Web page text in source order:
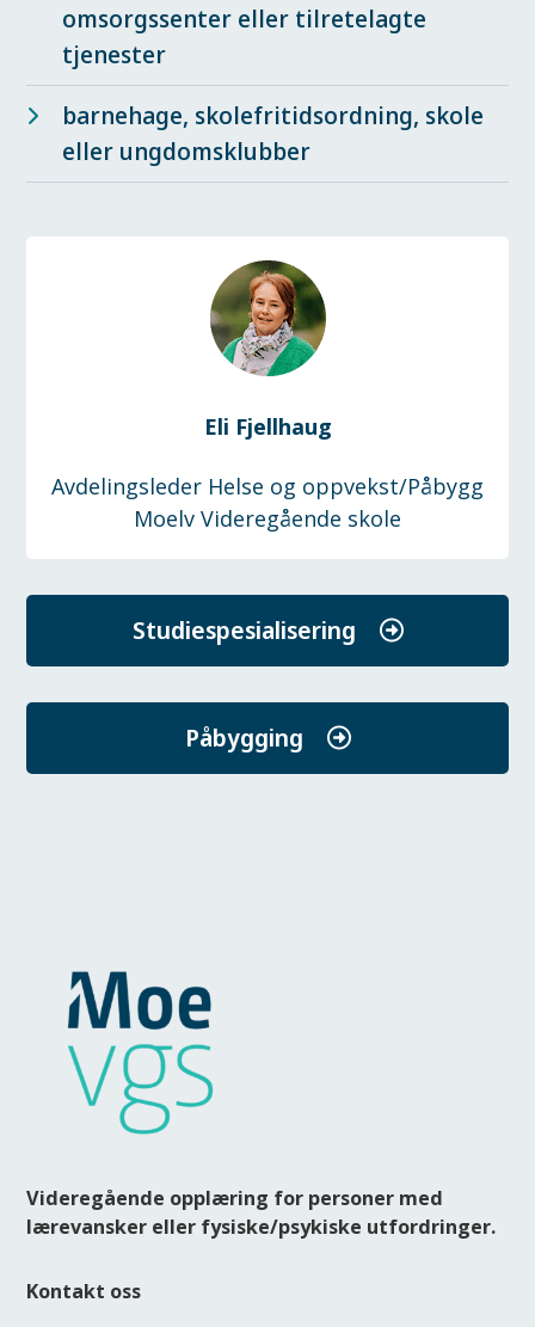
omsorgssenter eller tilretelagte
tjenester
barnehage, skolefritidsordning, skole
eller ungdomsklubber
Eli Fjellhaug
Avdelingsleder Helse og oppvekst/Påbygg
Moelv Videregående skole
Studiespesialisering
Påbygging
Videregående opplæring for personer med
lærevansker eller fysiske/psykiske utfordringer.
Kontakt oss